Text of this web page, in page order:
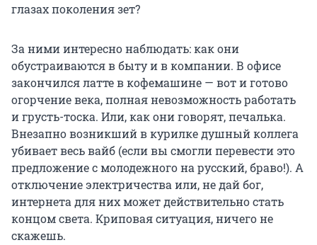
глазах поколения зет?
За ними интересно наблюдать: как они
обустраиваются в быту и в компании. В офисе
закончился латте в кофемашине — вот и готово
огорчение века, полная невозможность работать
и грусть-тоска. Или, как они говорят, печалька.
Внезапно возникший в курилке душный коллега
убивает весь вайб (если вы смогли перевести это
предложение с молодежного на русский, браво!). А
отключение электричества или, не дай бог,
интернета для них может действительно стать
концом света. Криповая ситуация, ничего не
скажешь.